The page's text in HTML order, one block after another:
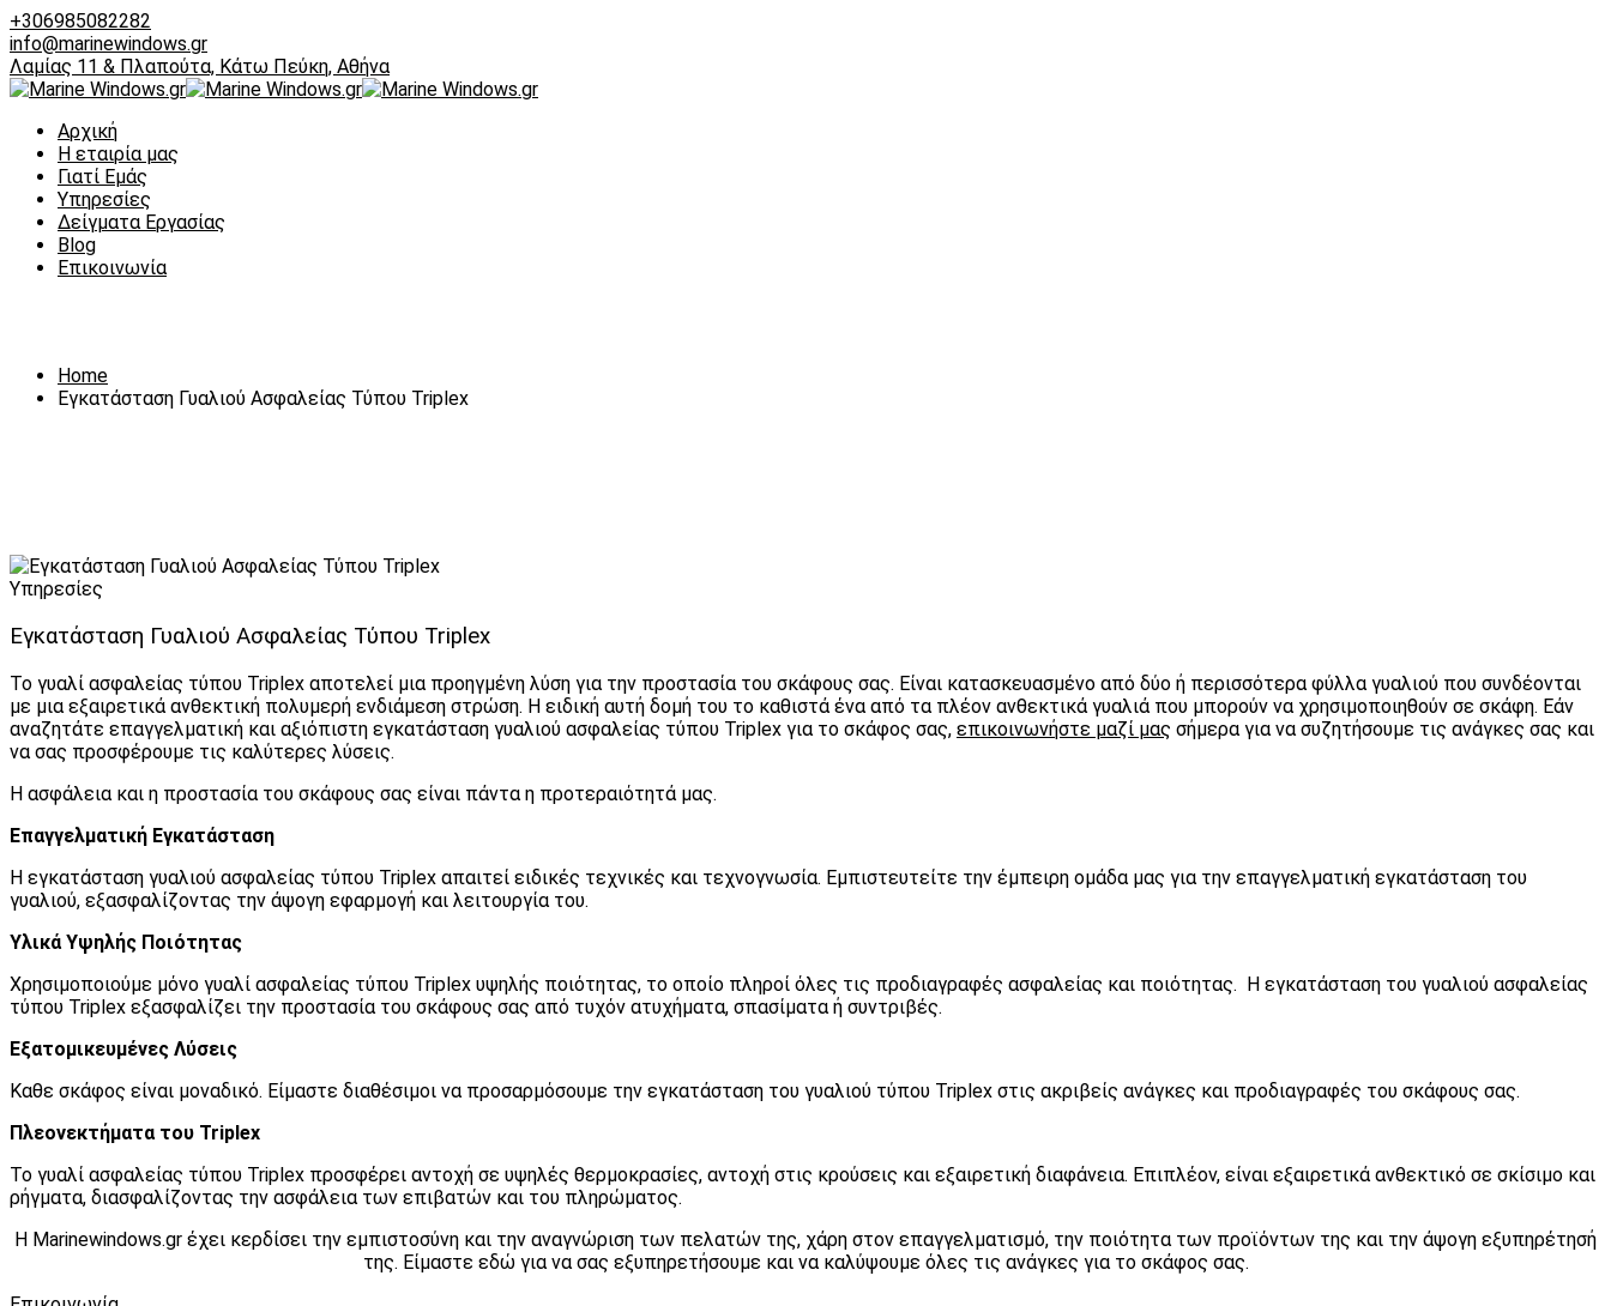
+306985082282
info@marinewindows.gr
Λαμίας 11 & Πλαπούτα, Κάτω Πεύκη, Αθήνα
Αρχική
Η εταιρία μας
Γιατί Εμάς
Υπηρεσίες
Δείγματα Εργασίας
Blog
Επικοινωνία
Home
Εγκατάσταση Γυαλιού Ασφαλείας Τύπου Triplex
Υπηρεσίες
Εγκατάσταση Γυαλιού Ασφαλείας Τύπου Triplex
Το γυαλί ασφαλείας τύπου Triplex αποτελεί μια προηγμένη λύση για την προστασία του σκάφους σας. Είναι κατασκευασμένο από δύο ή περισσότερα φύλλα γυαλιού που συνδέονται
με μια εξαιρετικά ανθεκτική πολυμερή ενδιάμεση στρώση. Η ειδική αυτή δομή του το καθιστά ένα από τα πλέον ανθεκτικά γυαλιά που μπορούν να χρησιμοποιηθούν σε σκάφη. Εάν
αναζητάτε επαγγελματική και αξιόπιστη εγκατάσταση γυαλιού ασφαλείας τύπου Triplex για το σκάφος σας, επικοινωνήστε μαζί μας σήμερα για να συζητήσουμε τις ανάγκες σας και
να σας προσφέρουμε τις καλύτερες λύσεις.
Η ασφάλεια και η προστασία του σκάφους σας είναι πάντα η προτεραιότητά μας.
Επαγγελματική Εγκατάσταση
Η εγκατάσταση γυαλιού ασφαλείας τύπου Triplex απαιτεί ειδικές τεχνικές και τεχνογνωσία. Εμπιστευτείτε την έμπειρη ομάδα μας για την επαγγελματική εγκατάσταση του
γυαλιού, εξασφαλίζοντας την άψογη εφαρμογή και λειτουργία του.
Υλικά Υψηλής Ποιότητας
Χρησιμοποιούμε μόνο γυαλί ασφαλείας τύπου Triplex υψηλής ποιότητας, το οποίο πληροί όλες τις προδιαγραφές ασφαλείας και ποιότητας. Η εγκατάσταση του γυαλιού ασφαλείας
τύπου Triplex εξασφαλίζει την προστασία του σκάφους σας από τυχόν ατυχήματα, σπασίματα ή συντριβές.
Εξατομικευμένες Λύσεις
Καθε σκάφος είναι μοναδικό. Είμαστε διαθέσιμοι να προσαρμόσουμε την εγκατάσταση του γυαλιού τύπου Triplex στις ακριβείς ανάγκες και προδιαγραφές του σκάφους σας.
Πλεονεκτήματα του Triplex
Το γυαλί ασφαλείας τύπου Triplex προσφέρει αντοχή σε υψηλές θερμοκρασίες, αντοχή στις κρούσεις και εξαιρετική διαφάνεια. Επιπλέον, είναι εξαιρετικά ανθεκτικό σε σκίσιμο και
ρήγματα, διασφαλίζοντας την ασφάλεια των επιβατών και του πληρώματος.
Η Marinewindows.gr έχει κερδίσει την εμπιστοσύνη και την αναγνώριση των πελατών της, χάρη στον επαγγελματισμό, την ποιότητα των προϊόντων της και την άψογη εξυπηρέτησή
της. Είμαστε εδώ για να σας εξυπηρετήσουμε και να καλύψουμε όλες τις ανάγκες για το σκάφος σας.